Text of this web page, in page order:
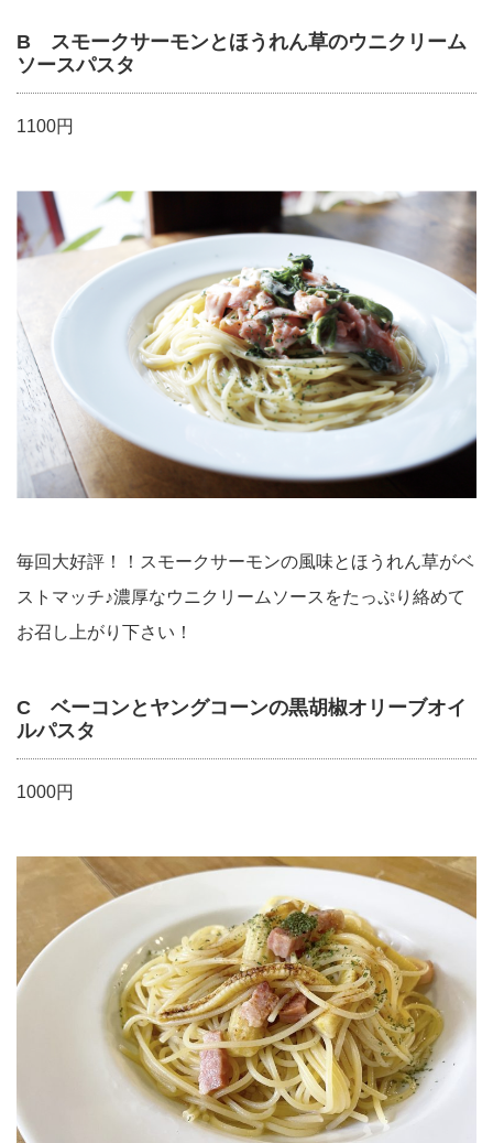
B スモークサーモンとほうれん草のウニクリーム
ソースパスタ
1100円
毎回大好評！！スモークサーモンの風味とほうれん草がベ
ストマッチ♪濃厚なウニクリームソースをたっぷり絡めて
お召し上がり下さい！
C ベーコンとヤングコーンの黒胡椒オリーブオイ
ルパスタ
1000円